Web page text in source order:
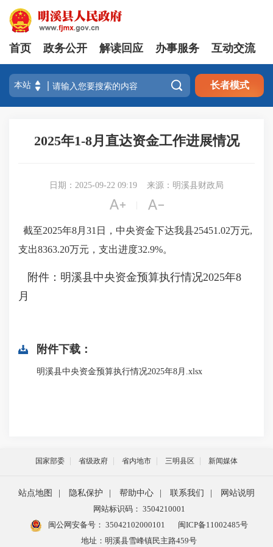
首页 政务公开 解读回应 办事服务 互动交流
 长者模式
2025年1-8月直达资金工作进展情况
日期：2025-09-22 09:19 来源：明溪县财政局
 
截至2025年8月 31日，中央资金下达我县25451.02万元,
支出8363.20万元，支出进度32.9%。
附件：明溪县中央资金预算执行情况2025年8
月
附件下载：
明溪县中央资金预算执行情况2025年8月.xlsx
国家部委 省级政府 省内地市 三明县区 新闻媒体
站点地图 隐私保护 帮助中心 联系我们
网站说明
网站标识码： 3504210001
闽公网安备号： 35042102000101
闽ICP备11002485号
地址：明溪县雪峰镇民主路459号